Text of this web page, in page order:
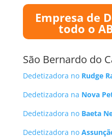
Empresa de
todo o
São Bernardo do
Dedetizadora no Rudge
Dedetizadora na Nova
Dedetizadora no Baeta
Dedetizadora no